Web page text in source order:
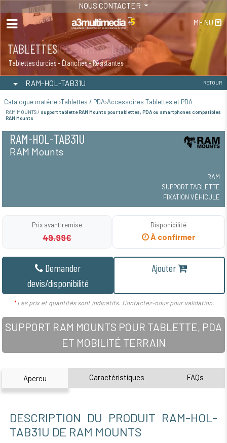
NOUS CONTACTER
MENU
MAINTENANCE - INSTALLATION
Maintenance
TABLETTES
Tablettes durcies - Étanches - Résistantes
RAM-HOL-TAB31U RETOUR
Catalogue matériel Tablettes / PDA Accessoires Tablettes et PDA
RAM MOUNTS / support tablette RAM Mounts pour tablettes; PDA ou smartphones compatibles
RAM Mounts
RAM-HOL-TAB31U
RAM Mounts
RAM
SUPPORT TABLETTE
FIXATION VÉHICULE
Prix avant remise
49.99€
Disponibilité
À confirmer
Demander
devis/disponibilité
Ajouter
*Les prix et quantités sont indicatifs. Contactez-nous pour validation.
SUPPORT RAM MOUNTS POUR TABLETTE, PDA
ET MOBILITÉ TERRAIN
Apercu Caractéristiques FAQs
DESCRIPTION DU PRODUIT RAM-HOL-
TAB31U DE RAM MOUNTS